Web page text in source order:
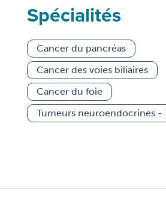
Spécialités
Cancer du pancréas
Cancer des voies biliaires
Cancer du foie
Tumeurs neuroendocrines -